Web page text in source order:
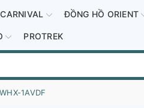
ĐỒNG HỒ ORIENT
PROTREK
1AVDF